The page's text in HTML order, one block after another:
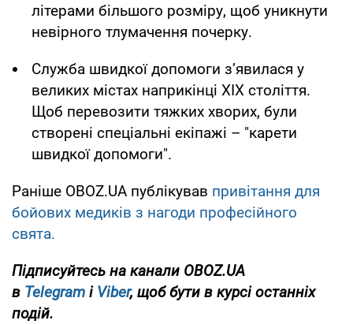
літерами більшого розміру, щоб уникнути
невірного тлумачення почерку.
Служба швидкої допомоги з’явилася у
великих містах наприкінці XIX століття.
Щоб перевозити тяжких хворих, були
створені спеціальні екіпажі – "карети
швидкої допомоги".
Раніше OBOZ.UA публікував привітання для
бойових медиків з нагоди професійного
свята.
Підписуйтесь на канали OBOZ.UA
в Telegram і Viber, щоб бути в курсі останніх
подій.